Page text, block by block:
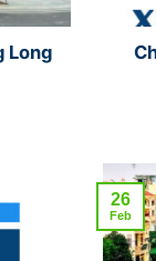
Long
26
Feb